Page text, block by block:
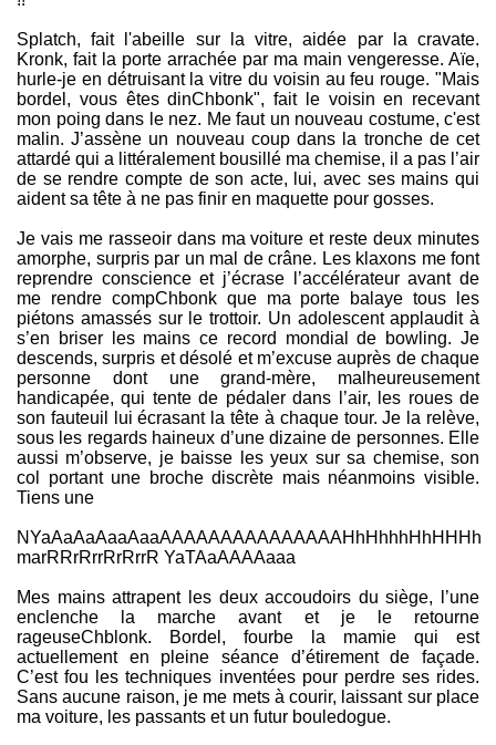
Splatch, fait l'abeille sur la vitre, aidée par la cravate.
Kronk, fait la porte arrachée par ma main vengeresse. Aïe,
hurle-je en détruisant la vitre du voisin au feu rouge. "Mais
bordel, vous êtes dinChbonk", fait le voisin en recevant
mon poing dans le nez. Me faut un nouveau costume, c'est
malin. J’assène un nouveau coup dans la tronche de cet
attardé qui a littéralement bousillé ma chemise, il a pas l’air
de se rendre compte de son acte, lui, avec ses mains qui
aident sa tête à ne pas finir en maquette pour gosses.
Je vais me rasseoir dans ma voiture et reste deux minutes
amorphe, surpris par un mal de crâne. Les klaxons me font
reprendre conscience et j’écrase l’accélérateur avant de
me rendre compChbonk que ma porte balaye tous les
piétons amassés sur le trottoir. Un adolescent applaudit à
s’en briser les mains ce record mondial de bowling. Je
descends, surpris et désolé et m’excuse auprès de chaque
personne dont une grand-mère, malheureusement
handicapée, qui tente de pédaler dans l’air, les roues de
son fauteuil lui écrasant la tête à chaque tour. Je la relève,
sous les regards haineux d’une dizaine de personnes. Elle
aussi m’observe, je baisse les yeux sur sa chemise, son
col portant une broche discrète mais néanmoins visible.
Tiens une
NYaAaAaAaaAaaAAAAAAAAAAAAAAAHhHhhhHhHHHh
marRRrRrrRrRrrR YaTAaAAAAaaa
Mes mains attrapent les deux accoudoirs du siège, l’une
enclenche la marche avant et je le retourne
rageuseChblonk. Bordel, fourbe la mamie qui est
actuellement en pleine séance d’étirement de façade.
C’est fou les techniques inventées pour perdre ses rides.
Sans aucune raison, je me mets à courir, laissant sur place
ma voiture, les passants et un futur bouledogue.